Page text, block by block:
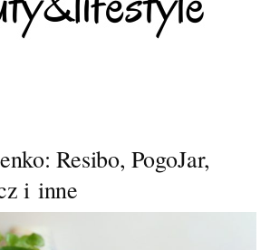
Resibo, PogoJar,
i inne